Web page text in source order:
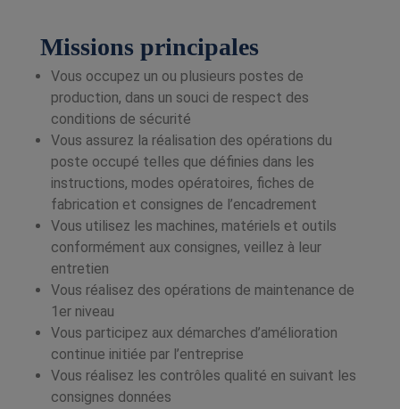
Missions principales
Vous occupez un ou plusieurs postes de
production, dans un souci de respect des
conditions de sécurité
Vous assurez la réalisation des opérations du
poste occupé telles que définies dans les
instructions, modes opératoires, fiches de
fabrication et consignes de l’encadrement
Vous utilisez les machines, matériels et outils
conformément aux consignes, veillez à leur
entretien
Vous réalisez des opérations de maintenance de
1er niveau
Vous participez aux démarches d’amélioration
continue initiée par l’entreprise
Vous réalisez les contrôles qualité en suivant les
consignes données